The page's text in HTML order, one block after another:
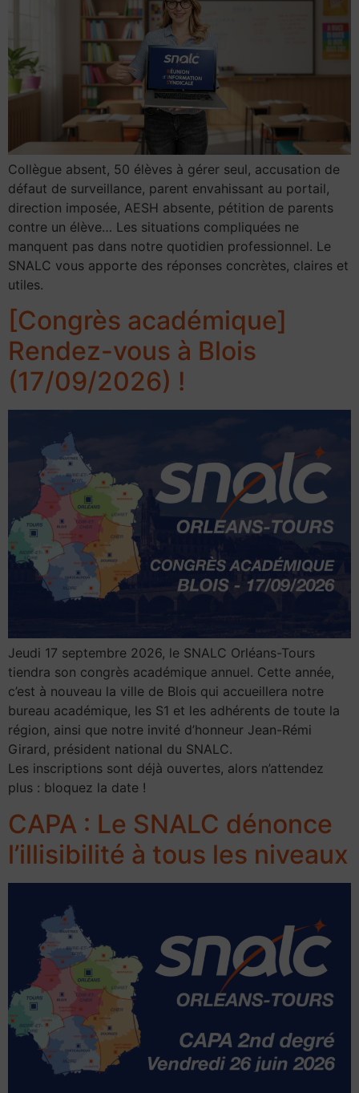
Collègue absent, 50 élèves à gérer seul, accusation de
défaut de surveillance, parent envahissant au portail,
direction imposée, AESH absente, pétition de parents
contre un élève… Les situations compliquées ne
manquent pas dans notre quotidien professionnel. Le
SNALC vous apporte des réponses concrètes, claires et
utiles.
[Congrès académique]
Rendez-vous à Blois
(17/09/2026) !
Jeudi 17 septembre 2026, le SNALC Orléans-Tours
tiendra son congrès académique annuel. Cette année,
c’est à nouveau la ville de Blois qui accueillera notre
bureau académique, les S1 et les adhérents de toute la
région, ainsi que notre invité d’honneur Jean-Rémi
Girard, président national du SNALC.
Les inscriptions sont déjà ouvertes, alors n’attendez
plus : bloquez la date !
CAPA : Le SNALC dénonce
l’illisibilité à tous les niveaux